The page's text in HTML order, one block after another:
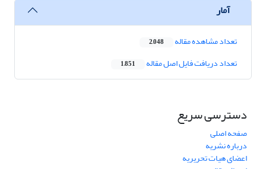
آمار
تعداد مشاهده مقاله 2,048
تعداد دریافت فایل اصل مقاله 1,851
دسترسی سریع
صفحه اصلی
درباره نشریه
اعضای هیات تحریریه